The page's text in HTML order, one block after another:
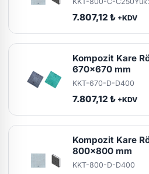
7.807,12 ₺ +KDV
Kompozit Kare
670x670 mm
KKT-670-D-D400
7.807,12 ₺ +KDV
Kompozit Kare
800x800 mm
KKT-800-D-D400